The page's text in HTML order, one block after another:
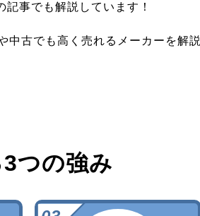
事でも解説しています！
中古でも高く売れるメーカーを解説
3つの強み